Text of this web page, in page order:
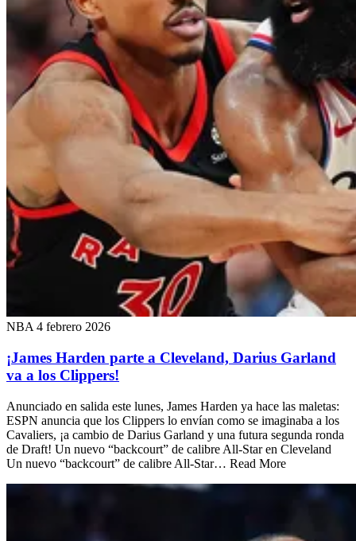
NBA 4 febrero 2026
¡James Harden parte a Cleveland, Darius Garland
va a los Clippers!
Anunciado en salida este lunes, James Harden ya hace las maletas:
ESPN anuncia que los Clippers lo envían como se imaginaba a los
Cavaliers, ¡a cambio de Darius Garland y una futura segunda ronda
de Draft! Un nuevo “backcourt” de calibre All-Star en Cleveland
Un nuevo “backcourt” de calibre All-Star… Read More